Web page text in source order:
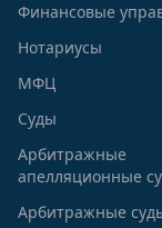
Финансовые
Нотариусы
МФЦ
Суды
Арбитражные
апелляционные
Арбитражные